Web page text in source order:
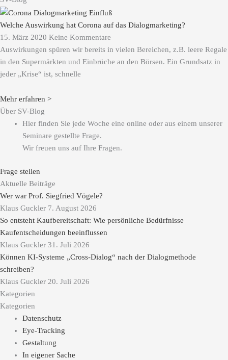
Welche Auswirkung hat Corona auf das Dialogmarketing?
15. März 2020 Keine Kommentare
Auswirkungen spüren wir bereits in vielen Bereichen, z.B. leere Regale
in den Supermärkten und Einbrüche an den Börsen. Ein Grundsatz in
jeder „Krise“ ist, schnelle
Mehr erfahren >
Über SV-Blog
Hier finden Sie jede Woche eine online oder aus einem unserer
Seminare gestellte Frage.
Wir freuen uns auf Ihre Fragen.
Frage stellen
Aktuelle Beiträge
Wer war Prof. Siegfried Vögele?
Klaus Guckler 7. August 2026
So entsteht Kaufbereitschaft: Wie persönliche Bedürfnisse
Kaufentscheidungen beeinflussen
Klaus Guckler 31. Juli 2026
Können KI-Systeme „Cross-Dialog“ nach der Dialogmethode
schreiben?
Klaus Guckler 20. Juli 2026
Kategorien
Kategorien
Datenschutz
Eye-Tracking
Gestaltung
In eigener Sache